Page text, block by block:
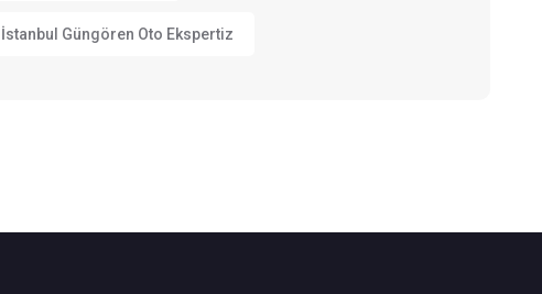
İstanbul Güngören Oto Ekspertiz